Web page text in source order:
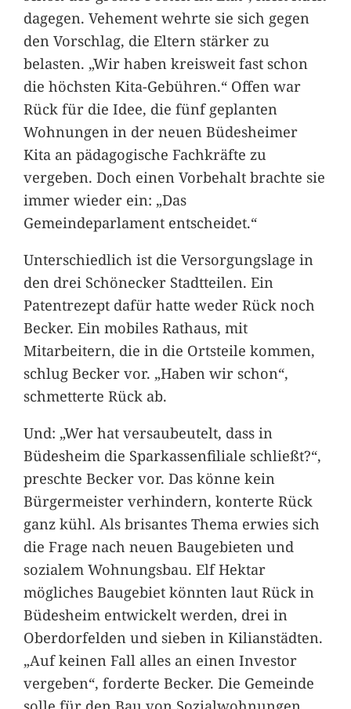
dagegen. Vehement wehrte sie sich gegen
den Vorschlag, die Eltern stärker zu
belasten. „Wir haben kreisweit fast schon
die höchsten Kita-Gebühren.“ Offen war
Rück für die Idee, die fünf geplanten
Wohnungen in der neuen Büdesheimer
Kita an pädagogische Fachkräfte zu
vergeben. Doch einen Vorbehalt brachte sie
immer wieder ein: „Das
Gemeindeparlament entscheidet.“
Unterschiedlich ist die Versorgungslage in
den drei Schönecker Stadtteilen. Ein
Patentrezept dafür hatte weder Rück noch
Becker. Ein mobiles Rathaus, mit
Mitarbeitern, die in die Ortsteile kommen,
schlug Becker vor. „Haben wir schon“,
schmetterte Rück ab.
Und: „Wer hat versaubeutelt, dass in
Büdesheim die Sparkassenfiliale schließt?“,
preschte Becker vor. Das könne kein
Bürgermeister verhindern, konterte Rück
ganz kühl. Als brisantes Thema erwies sich
die Frage nach neuen Baugebieten und
sozialem Wohnungsbau. Elf Hektar
mögliches Baugebiet könnten laut Rück in
Büdesheim entwickelt werden, drei in
Oberdorfelden und sieben in Kilianstädten.
„Auf keinen Fall alles an einen Investor
vergeben“, forderte Becker. Die Gemeinde